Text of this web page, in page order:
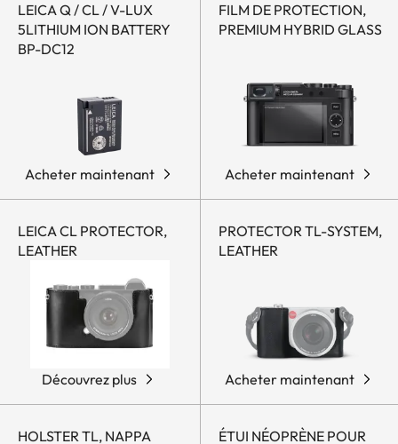
LEICA Q / CL / V-LUX
5LITHIUM ION BATTERY
BP-DC12
Acheter maintenant
FILM DE PROTECTION,
PREMIUM HYBRID GLASS
Acheter maintenant
LEICA CL PROTECTOR,
LEATHER
Découvrez plus
PROTECTOR TL-SYSTEM,
LEATHER
Acheter maintenant
HOLSTER TL, NAPPA
ÉTUI NÉOPRÈNE POUR